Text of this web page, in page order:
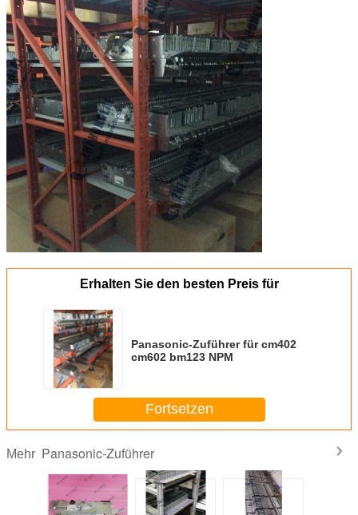
Erhalten Sie den besten Preis für
Panasonic-Zuführer für cm402
cm602 bm123 NPM
Fortsetzen
Mehr Panasonic-Zuführer